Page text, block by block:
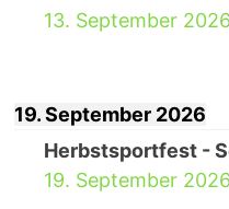
13. September 2026
19. September 2026
Herbstsportfest -
19. September 2026